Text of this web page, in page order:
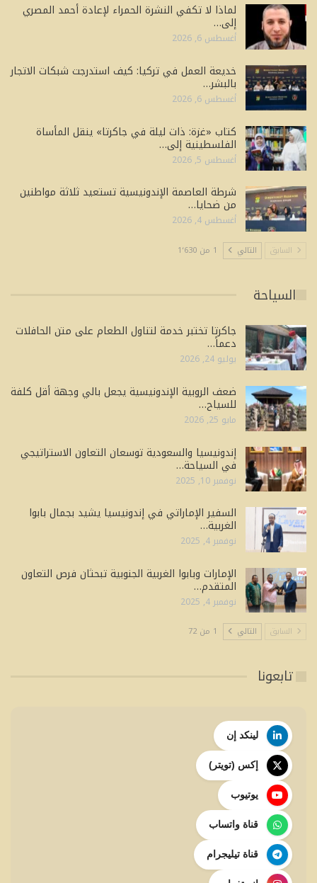
لماذا لا تكفي النشرة الحمراء لإعادة أحمد المصري
إلى…
أغسطس 6, 2026
خديعة العمل في تركيا: كيف استدرجت شبكات الاتجار
بالبشر…
أغسطس 6, 2026
كتاب «غزة: ذات ليلة في جاكرتا» ينقل المأساة
الفلسطينية إلى…
أغسطس 5, 2026
شرطة العاصمة الإندونيسية تستعيد ثلاثة مواطنين
من ضحايا…
أغسطس 4, 2026
السابق التالي 1 من 1٬630
السياحة
جاكرتا تختبر خدمة لتناول الطعام على متن الحافلات
دعماً…
يوليو 24, 2026
ضعف الروبية الإندونيسية يجعل بالي وجهة أقل كلفة
للسياح…
مايو 25, 2026
إندونيسيا والسعودية توسعان التعاون الاستراتيجي
في السياحة…
نوفمبر 10, 2025
السفير الإماراتي في إندونيسيا يشيد بجمال بابوا
الغربية…
نوفمبر 4, 2025
الإمارات وبابوا الغربية الجنوبية تبحثان فرص التعاون
المتقدم…
نوفمبر 4, 2025
السابق التالي 1 من 72
تابعونا
لينكد إن
إكس (تويتر)
يوتيوب
قناة واتساب
قناة تيليجرام